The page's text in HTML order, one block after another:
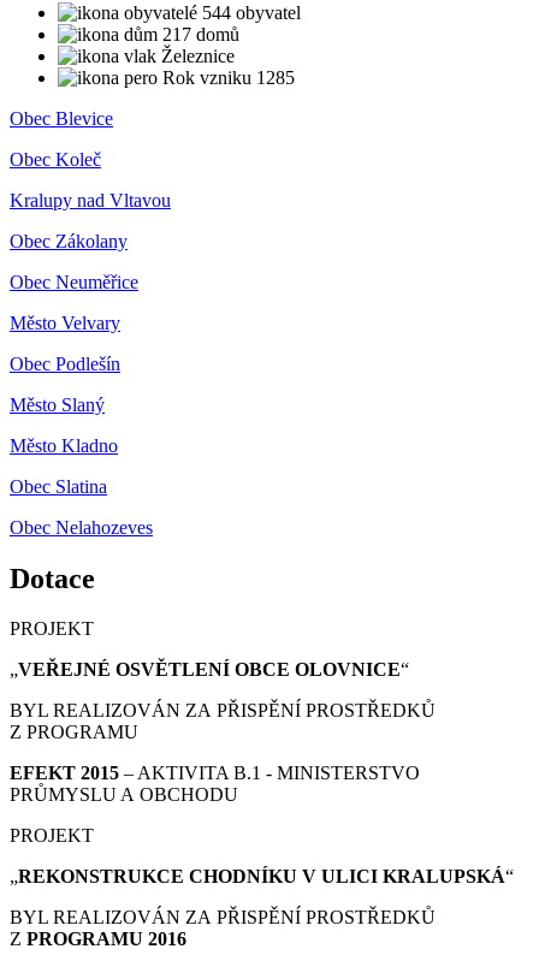
544 obyvatel
217 domů
Železnice
Rok vzniku 1285
Obec Blevice
Obec Koleč
Kralupy nad Vltavou
Obec Zákolany
Obec Neuměřice
Město Velvary
Obec Podlešín
Město Slaný
Město Kladno
Obec Slatina
Obec Nelahozeves
Dotace
PROJEKT
„VEŘEJNÉ OSVĚTLENÍ OBCE OLOVNICE“
BYL REALIZOVÁN ZA PŘISPĚNÍ PROSTŘEDKŮ
Z PROGRAMU
EFEKT 2015 – AKTIVITA B.1 - MINISTERSTVO
PRŮMYSLU A OBCHODU
PROJEKT
„REKONSTRUKCE CHODNÍKU V ULICI KRALUPSKÁ“
BYL REALIZOVÁN ZA PŘISPĚNÍ PROSTŘEDKŮ
Z PROGRAMU 2016